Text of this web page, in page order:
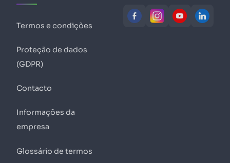
Termos e condições
Proteção de dados
(GDPR)
Contacto
Informações da
empresa
Glossário de termos